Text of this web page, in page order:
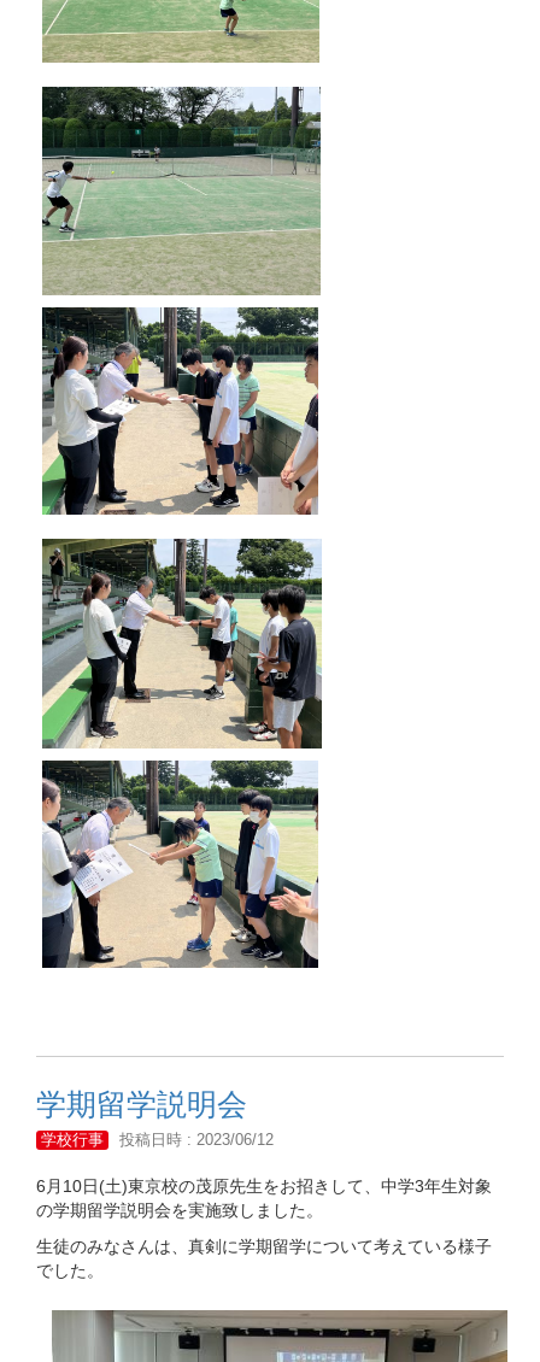
学期留学説明会
学校行事 投稿日時 : 2023/06/12
6月10日(土)東京校の茂原先生をお招きして、中学3年生対象
の学期留学説明会を実施致しました。
生徒のみなさんは、真剣に学期留学について考えている様子
でした。